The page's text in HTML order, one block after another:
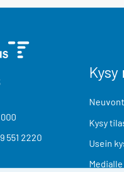
551 2220
Kysy
Usein
Medialle